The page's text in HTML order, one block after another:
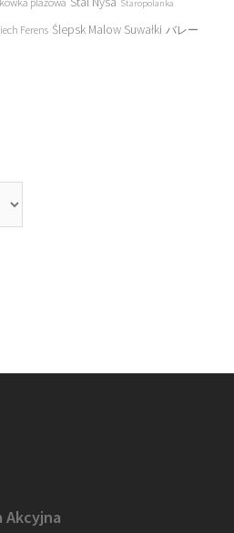
Staropolanka
Ferens Ślepsk Malow Suwałki バレー
Akcyjna